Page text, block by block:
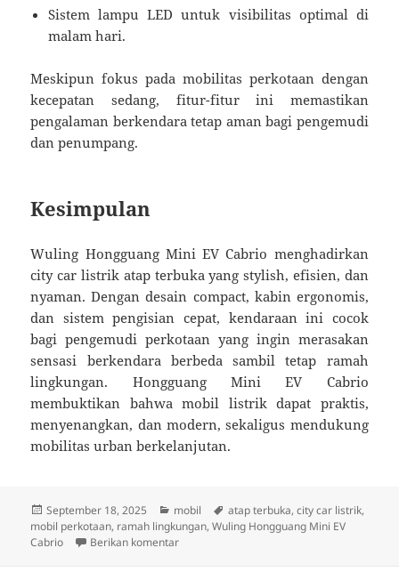
Sistem lampu LED untuk visibilitas optimal di
malam hari.
Meskipun fokus pada mobilitas perkotaan dengan
kecepatan sedang, fitur-fitur ini memastikan
pengalaman berkendara tetap aman bagi pengemudi
dan penumpang.
Kesimpulan
Wuling Hongguang Mini EV Cabrio menghadirkan
city car listrik atap terbuka yang stylish, efisien, dan
nyaman. Dengan desain compact, kabin ergonomis,
dan sistem pengisian cepat, kendaraan ini cocok
bagi pengemudi perkotaan yang ingin merasakan
sensasi berkendara berbeda sambil tetap ramah
lingkungan. Hongguang Mini EV Cabrio
membuktikan bahwa mobil listrik dapat praktis,
menyenangkan, dan modern, sekaligus mendukung
mobilitas urban berkelanjutan.
Diposkan
pada
September 18, 2025 Kategori
mobil Tag
atap terbuka,city car listrik,
mobil perkotaan, ramah lingkungan,Wuling Hongguang Mini EV
Cabrio
Berikan komentaruntuk Wuling Hongguang Mini EV Cabrio: